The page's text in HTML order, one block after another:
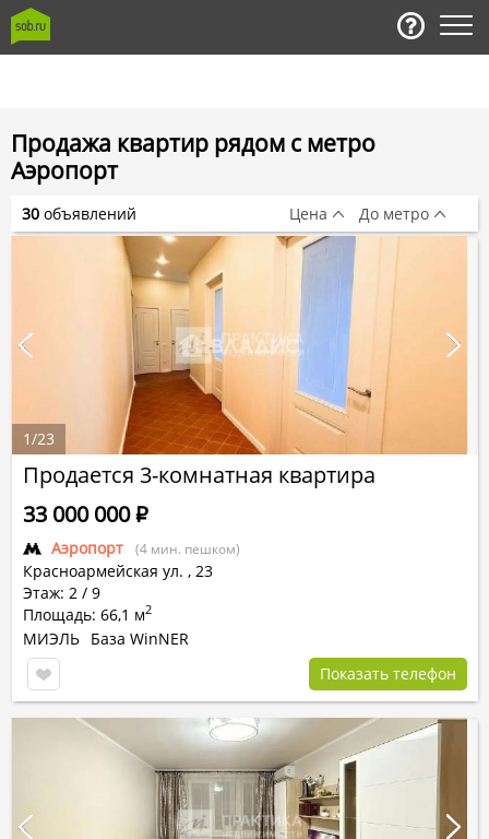
Продажа квартир рядом с метро
Аэропорт
Продается 3-комнатная квартира
Аэропорт (4 мин. пешком)
Красноармейская ул. , 23
Этаж: 2 / 9
Площадь: 66,1 м2
33 000 000Р
МИЭЛЬ База WinNER
Показать телефон
1/23
30 объявлений Цена До метро